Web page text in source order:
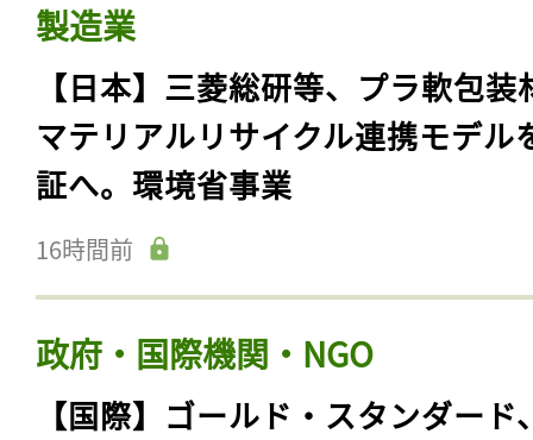
製造業
【日本】三菱総研等、プラ軟包装
マテリアルリサイクル連携モデル
証へ。環境省事業
16時間前
政府・国際機関・NGO
【国際】ゴールド・スタンダード